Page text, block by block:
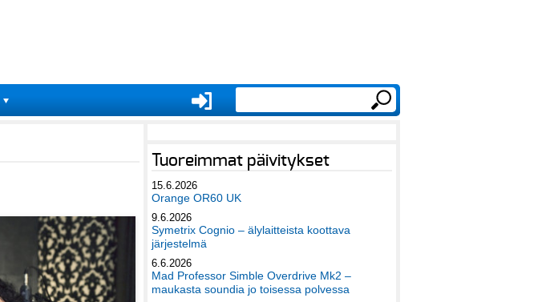
Tuoreimmat päivitykset
15.6.2026
Orange OR60 UK
9.6.2026
Symetrix Cognio – älylaitteista koottava
järjestelmä
6.6.2026
Mad Professor Simble Overdrive Mk2 –
maukasta soundia jo toisessa polvessa